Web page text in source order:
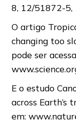
8, 12/51872-
O artigo
changing too
pode ser
E o estudo
across Earth’s
em: